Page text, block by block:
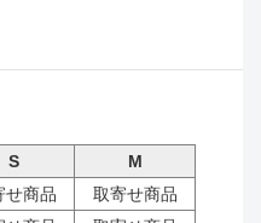
S
M
せ商品
取寄せ商品